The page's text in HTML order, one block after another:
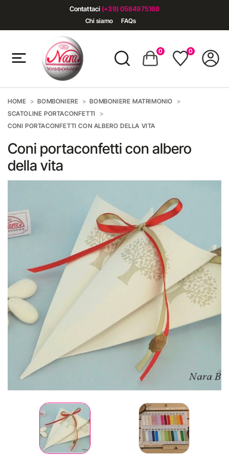
Contattaci (+39) 0584975169
Chi siamo FAQs
0 0
HOME BOMBONIERE
BOMBONIERE MATRIMONIO
SCATOLINE PORTACONFETTI
CONI PORTACONFETTI CON ALBERO DELLA VITA
Coni portaconfetti con albero
della vita